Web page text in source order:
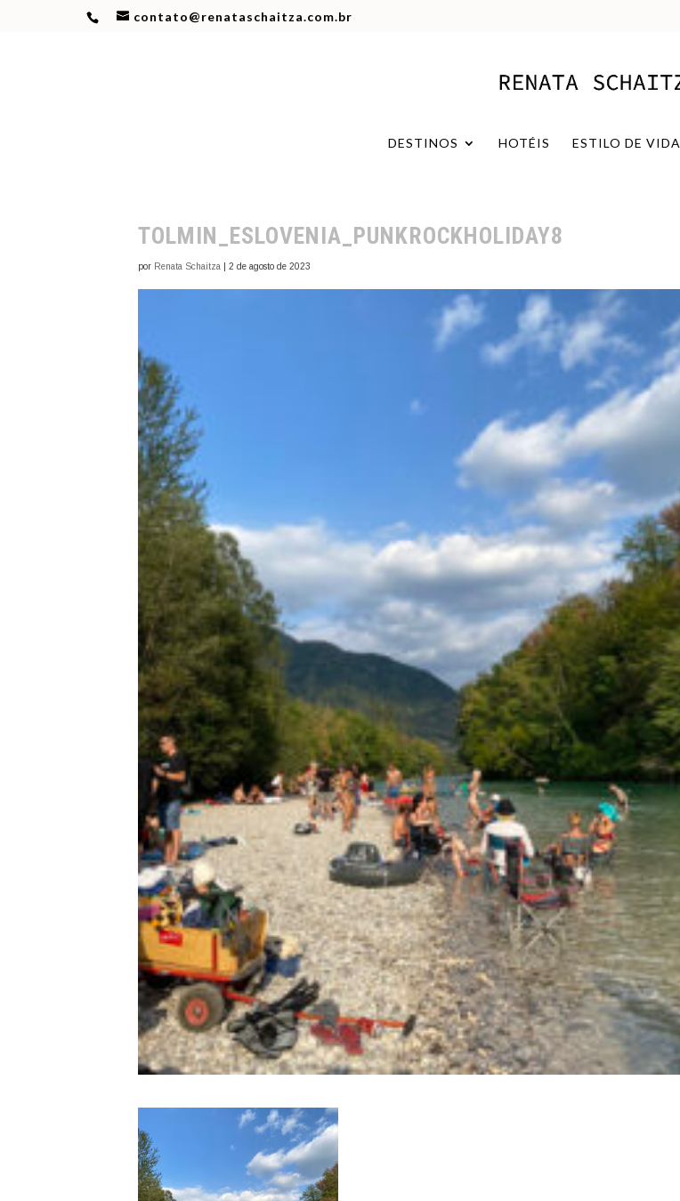
contato@renataschaitza.com.br
DESTINOS HOTÉIS ESTILO DE VIDA
TOLMIN_ESLOVENIA_PUNKROCKHOLIDAY8
por Renata Schaitza 2 de agosto de 2023